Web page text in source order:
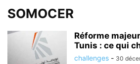
SOMOCER
Réforme
Tunis : ce qui
challenges - 30